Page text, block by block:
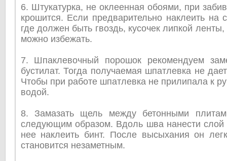
6. Штукатурка, не оклеенная обоями, при
крошится. Если предварительно наклеить на
где должен быть гвоздь, кусочек липкой
можно избежать.
7. Шпаклевочный порошок рекомендуем
бустилат. Тогда получаемая шпатлевка не
Чтобы при работе шпатлевка не прилипала к
водой.
8. Замазать щель между бетонными
следующим образом. Вдоль шва нанести слой
нее наклеить бинт. После высыхания он
становится незаметным.